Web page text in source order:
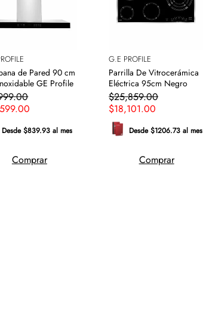
de Pared 90 cm
GE Profile
.00
599.00
Desde $839.93 al mes
Comprar
G.E PROFILE
Parrilla De Vitrocerámica
Eléctrica 95cm Negro
$25,859.00
$18,101.00
Desde $1206.73 al mes
Comprar